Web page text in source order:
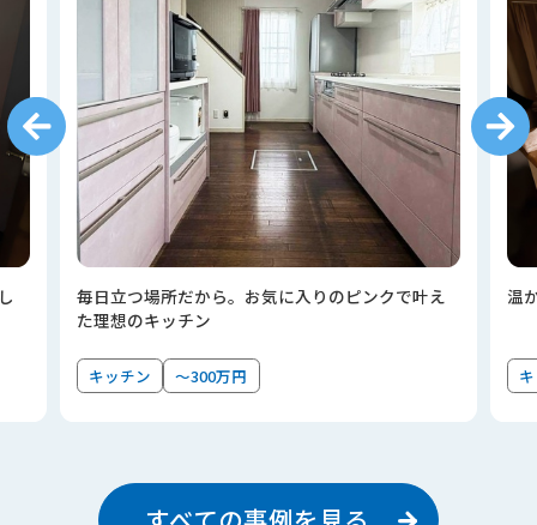
毎日立つ場所だから。お気に入りのピンクで叶え
た理想のキッチン
キッチン ～300万円
温